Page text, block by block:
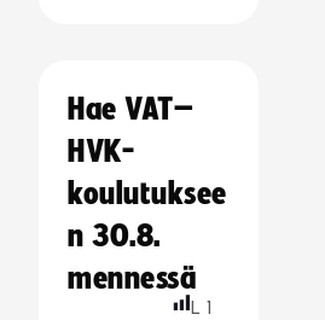
Hae VAT–
HVK-
koulutuksee
n 30.8.
mennessä
L 1